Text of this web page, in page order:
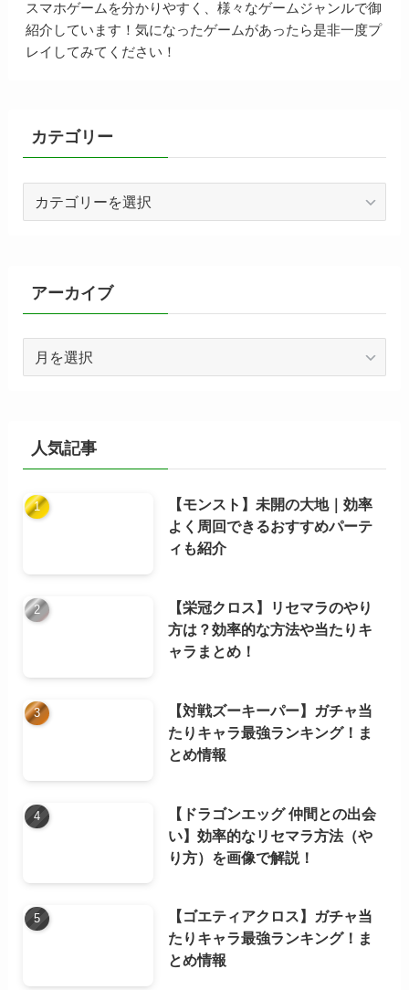
スマホゲームを分かりやすく、様々なゲームジャンルで御
紹介しています！気になったゲームがあったら是非一度プ
レイしてみてください！
カテゴリー
ーアーカイブ
人気記事
【モンスト】未開の大地｜効率
よく周回できるおすすめパーテ
ィも紹介
【栄冠クロス】リセマラのやり
方は？効率的な方法や当たりキ
ャラまとめ！
【対戦ズーキーパー】ガチャ当
たりキャラ最強ランキング！ま
とめ情報
【ドラゴンエッグ 仲間との出会
い】効率的なリセマラ方法（や
り方）を画像で解説！
【ゴエティアクロス】ガチャ当
たりキャラ最強ランキング！ま
とめ情報